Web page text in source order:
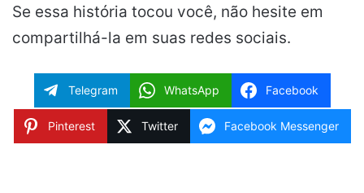
Se essa história tocou você, não hesite em
compartilhá-la em suas redes sociais.
Telegram WhatsApp Facebook
Pinterest Twitter Facebook Messenger